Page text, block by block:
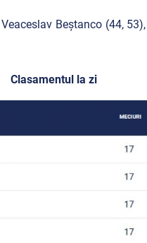
Beștanco (44,
Clasamentul la zi